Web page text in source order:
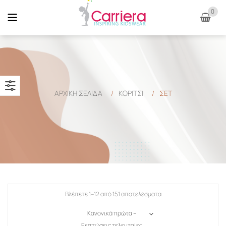
0
ΑΡΧΙΚΉ ΣΕΛΊΔΑ / ΚΟΡΙΤΣΙ / ΣΕΤ
Βλέπετε 1–12 από 151 αποτελέσματα
Κανονικά πρώτα –